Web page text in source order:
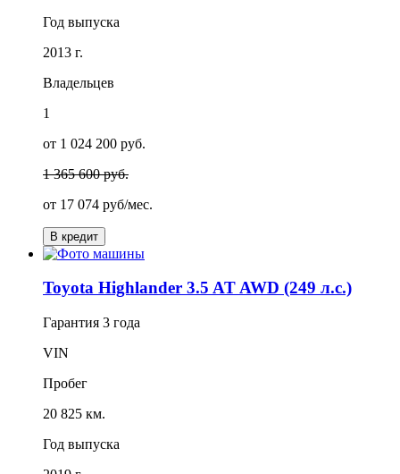
Год выпуска
2013 г.
Владельцев
1
от 1 024 200 руб.
1 365 600 руб.
от 17 074 руб/мес.
В кредит
Toyota Highlander 3.5 AT AWD (249 л.с.)
Гарантия 3 года
VIN
Пробег
20 825 км.
Год выпуска